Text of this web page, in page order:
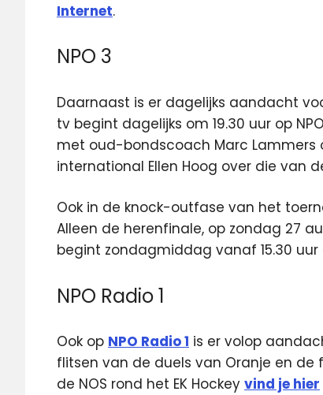
Internet.
NPO 3
Daarnaast is er dagelijks aandacht
tv begint dagelijks om 19.30 uur op
met oud-bondscoach Marc
international Ellen Hoog over die van
Ook in de knock-outfase van het
Alleen de herenfinale, op zondag 27
begint zondagmiddag vanaf 15.30 uur
NPO Radio 1
Ook op NPO Radio 1 is er volop
flitsen van de duels van Oranje en de
de NOS rond het EK Hockey vind je hier